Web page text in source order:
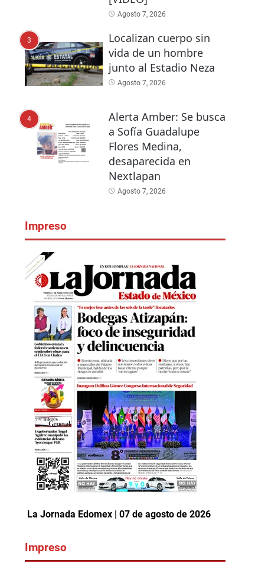
Agosto 7, 2026
3
Localizan cuerpo sin
vida de un hombre
junto al Estadio Neza
Agosto 7, 2026
4
Alerta Amber: Se busca
a Sofía Guadalupe
Flores Medina,
desaparecida en
Nextlapan
Agosto 7, 2026
Impreso
La Jornada Edomex | 07 de agosto de 2026
Impreso